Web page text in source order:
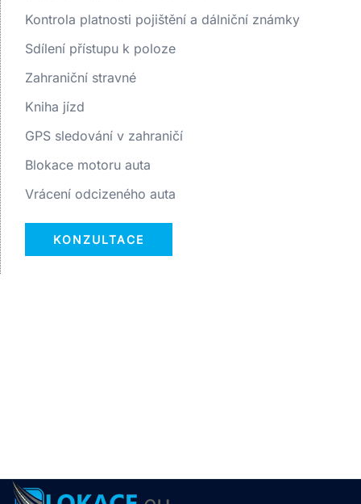
Kontrola platnosti pojištění a dálniční známky
Sdílení přístupu k poloze
Zahraniční stravné
Kniha jízd
GPS sledování v zahraničí
Blokace motoru auta
Vrácení odcizeného auta
KONZULTACE